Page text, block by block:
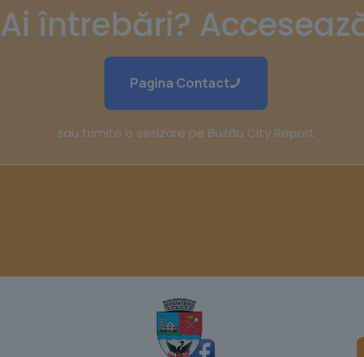
Ai întrebări?
Pagina Contact
sau trimite o sesizare pe Buzău City Report